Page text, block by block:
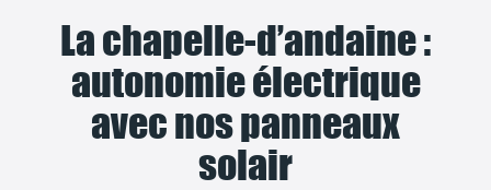
La chapelle-d’andaine :
autonomie électrique
avec nos panneaux
solair